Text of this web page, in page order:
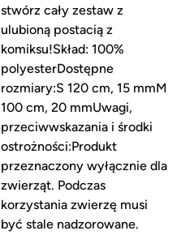
stwórz cały zestaw z
ulubioną postacią z
komiksu!Skład: 100%
polyesterDostępne
rozmiary:S 120 cm, 15 mmM
100 cm, 20 mmUwagi,
przeciwwskazania i środki
ostrożności:Produkt
przeznaczony wyłącznie dla
zwierząt. Podczas
korzystania zwierzę musi
być stale nadzorowane.